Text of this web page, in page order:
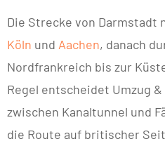
Die Strecke von Darmstadt
Köln und Aachen, danach
Nordfrankreich bis zur
Regel entscheidet Umzug
zwischen Kanaltunnel und
die Route auf britischer